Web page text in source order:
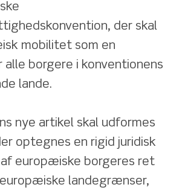
der skal
mobilitet som en
borgere i konventionens
lande.
nye artikel skal udformes
optegnes en rigid juridisk
europæiske borgeres ret
landegrænser,